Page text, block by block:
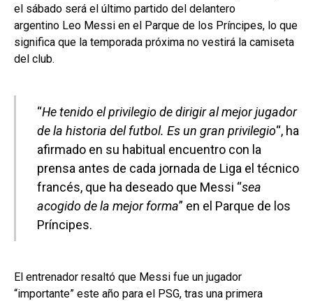
el sábado será el último partido del delantero
argentino Leo Messi en el Parque de los Príncipes, lo que
significa que la temporada próxima no vestirá la camiseta
del club.
“He tenido el privilegio de dirigir al mejor jugador
de la historia del futbol. Es un gran privilegio“, ha
afirmado en su habitual encuentro con la
prensa antes de cada jornada de Liga el técnico
francés, que ha deseado que Messi “sea
acogido de la mejor forma” en el Parque de los
Príncipes.
El entrenador resaltó que Messi fue un jugador
“importante” este año para el PSG, tras una primera